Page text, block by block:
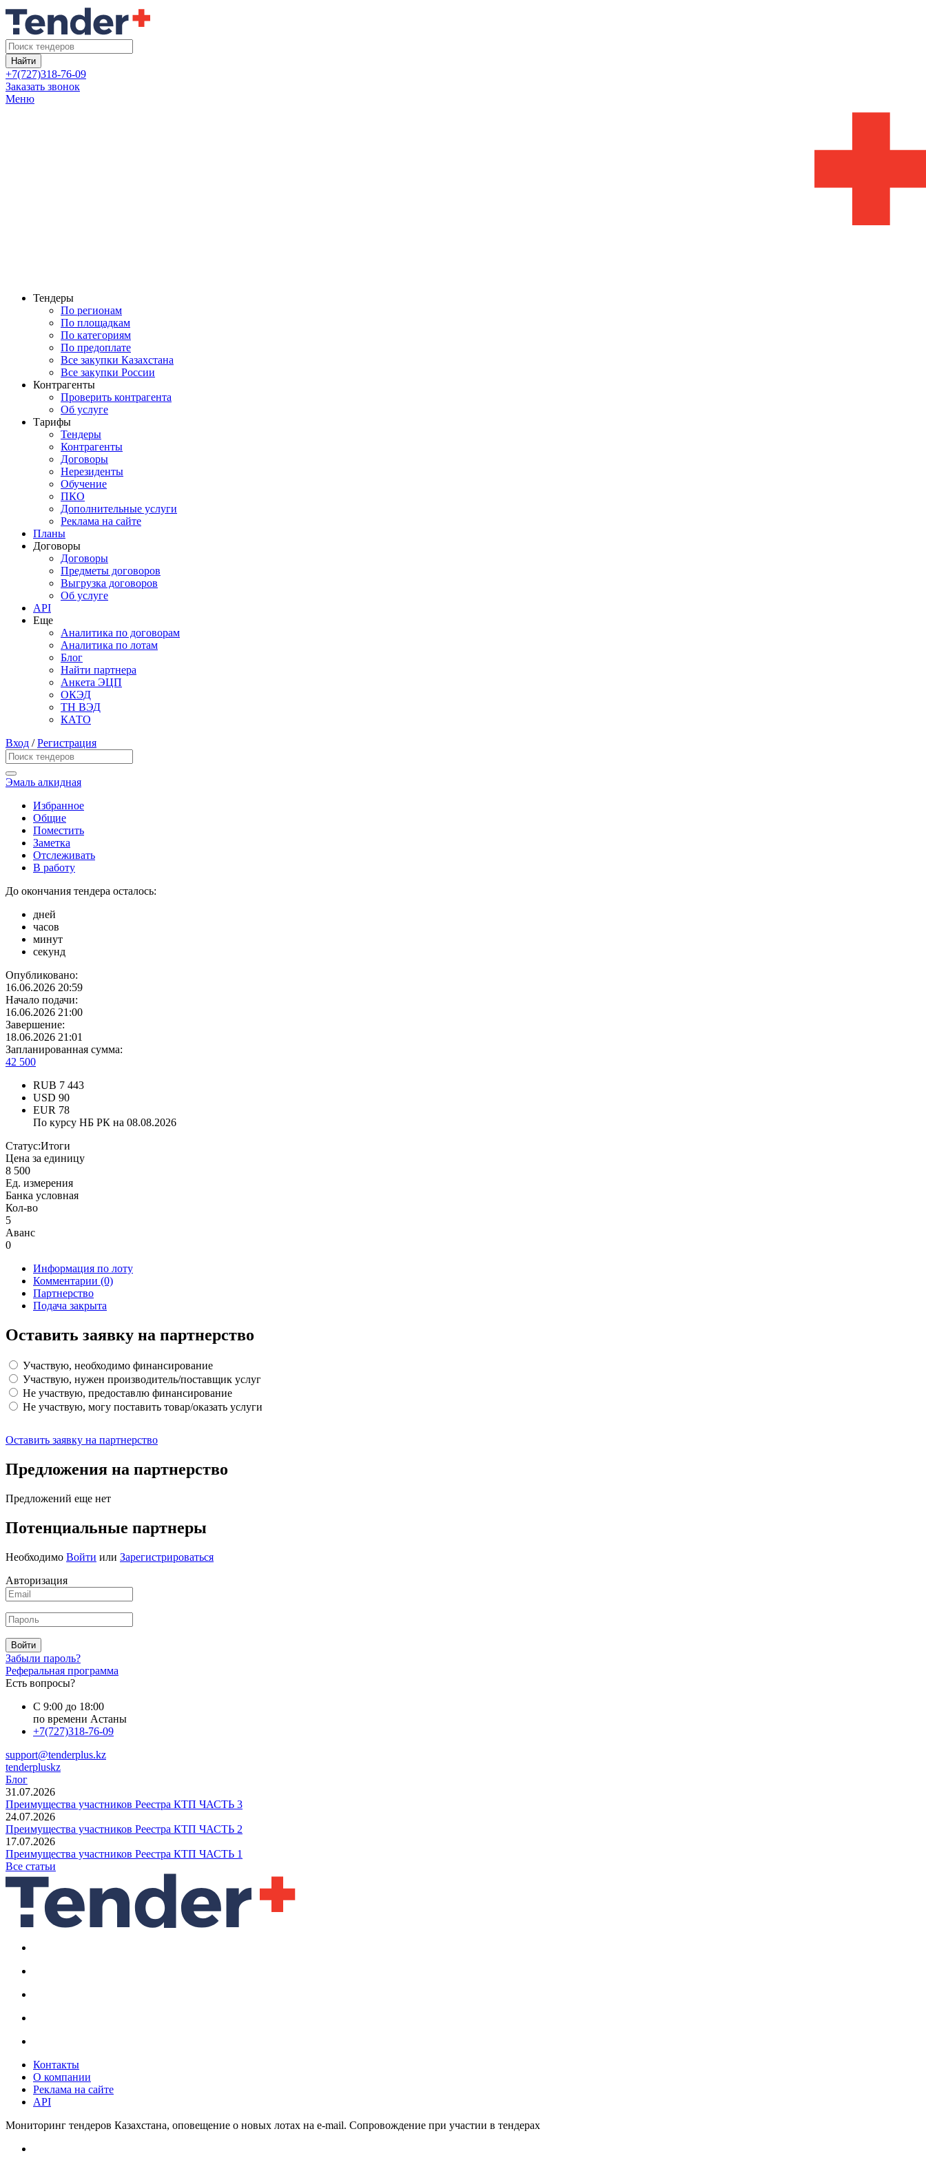
Найти
+7(727)318-76-09
Заказать звонок
Меню
Тендеры
По регионам
По площадкам
По категориям
По предоплате
Все закупки Казахстана
Все закупки России
Контрагенты
Проверить контрагента
Об услуге
Тарифы
Тендеры
Контрагенты
Договоры
Нерезиденты
Обучение
ПКО
Дополнительные услуги
Реклама на сайте
Планы
Договоры
Договоры
Предметы договоров
Выгрузка договоров
Об услуге
API
Еще
Аналитика по договорам
Аналитика по лотам
Блог
Найти партнера
Анкета ЭЦП
ОКЭД
ТН ВЭД
КАТО
Вход /Регистрация
Эмаль алкидная
Избранное
Общие
Поместить
Заметка
Отслеживать
В работу
До окончания тендера осталось:
дней
часов
минут
секунд
Опубликовано:
16.06.2026 20:59
Начало подачи:
16.06.2026 21:00
Завершение:
18.06.2026 21:01
Запланированная сумма:
42 500
RUB 7 443
USD 90
EUR 78
По курсу НБ РК на 08.08.2026
Статус:Итоги
Цена за единицу
8 500
Ед. измерения
Банка условная
Кол-во
5
Аванс
0
Информация по лоту
Комментарии (0)
Партнерство
Подача закрыта
Оставить заявку на партнерство
Участвую, необходимо финансирование
Участвую, нужен производитель/поставщик услуг
Не участвую, предоставлю финансирование
Не участвую, могу поставить товар/оказать услуги
Оставить заявку на партнерство
Предложения на партнерство
Предложений еще нет
Потенциальные партнеры
Необходимо Войти или Зарегистрироваться
Авторизация
Войти
Забыли пароль?
Реферальная программа
Есть вопросы?
С 9:00 до 18:00
по времени Астаны
+7(727)318-76-09
support@tenderplus.kz
tenderpluskz
Блог
31.07.2026
Преимущества участников Реестра КТП ЧАСТЬ 3
24.07.2026
Преимущества участников Реестра КТП ЧАСТЬ 2
17.07.2026
Преимущества участников Реестра КТП ЧАСТЬ 1
Все статьи
Контакты
О компании
Реклама на сайте
API
Мониторинг тендеров Казахстана, оповещение о новых лотах на e-mail. Сопровождение при участии в тендерах